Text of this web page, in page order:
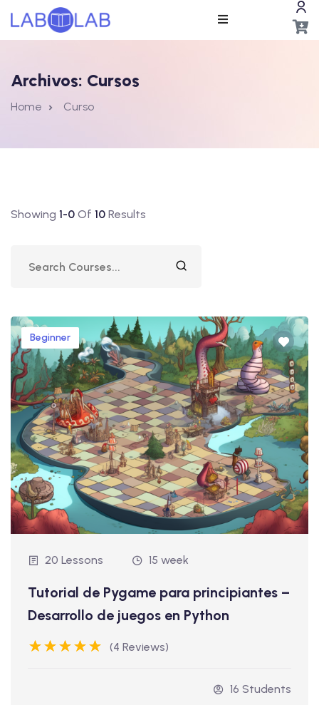
Archivos: Cursos
Home Curso
Showing 1-0 Of 10 Results
Beginner
20 Lessons 15 week
Tutorial de Pygame para principiantes –
Desarrollo de juegos en Python
(4 Reviews)
16 Students